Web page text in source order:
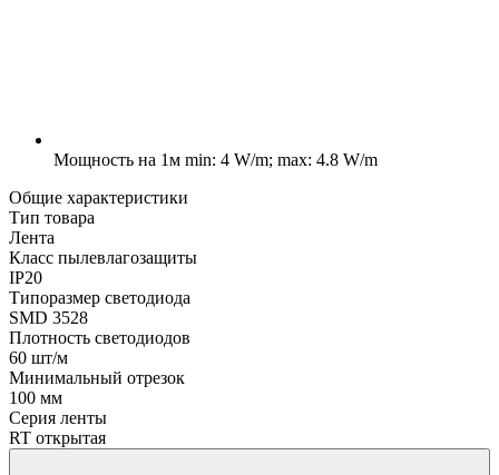
Мощность на 1м min: 4 W/m; max: 4.8 W/m
Общие характеристики
Тип товара
Лента
Класс пылевлагозащиты
IP20
Типоразмер светодиода
SMD 3528
Плотность светодиодов
60 шт/м
Минимальный отрезок
100 мм
Серия ленты
RT открытая